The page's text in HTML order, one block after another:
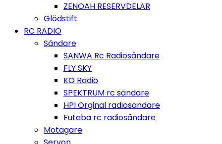
ZENOAH RESERVDELAR
Glödstift
RC RADIO
Sändare
SANWA Rc Radiosändare
FLY SKY
KO Radio
SPEKTRUM rc sändare
HPI Orginal radiosändare
Futaba rc radiosändare
Motagare